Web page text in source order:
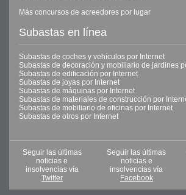
Más concursos de acreedores por lugar
Subastas en línea
Subastas de coches y vehículos por Internet
Subastas de decoración y mobiliario de jardines
Subastas de edificación por Internet
Subastas de joyas por Internet
Subastas de máquinas por Internet
Subastas de materiales de construcción por
Subastas de mobiliario de oficinas por Internet
Subastas de otros por Internet
Seguir las últimas
noticias e
insolvencias vía
Twitter
Seguir las últimas
noticias e
insolvencias vía
Facebook